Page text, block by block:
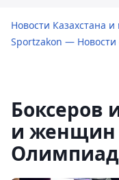
Новости Казахстана
Sportzakon — Новости
Боксеров
и женщин